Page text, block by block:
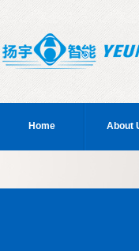
Home About